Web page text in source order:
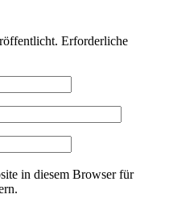
Erforderliche
in diesem Browser für